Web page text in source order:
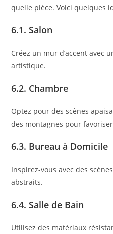
quelle pièce. Voici quelques
6.1. Salon
Créez un mur d’accent avec
artistique.
6.2. Chambre
Optez pour des scènes
des montagnes pour
6.3. Bureau à Domicile
Inspirez-vous avec des
abstraits.
6.4. Salle de Bain
Utilisez des matériaux